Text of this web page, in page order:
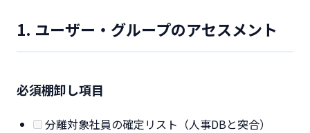
1. ユーザー・グループのアセスメント
必須棚卸し項目
分離対象社員の確定リスト（人事DBと突合）